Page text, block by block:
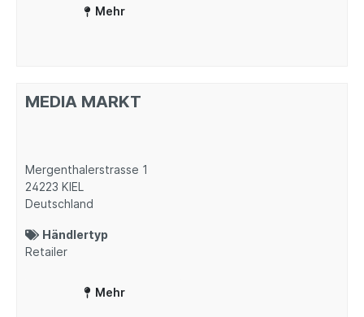
Mehr
MEDIA MARKT
Mergenthalerstrasse 1
24223 KIEL
Deutschland
Händlertyp
Retailer
Mehr